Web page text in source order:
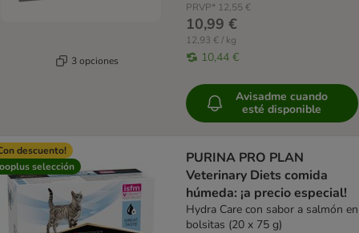
3 opciones
PRVP* 12,55 €
10,99 €
12,93 € / kg
10,44 €
Avisadme cuando
esté disponible
descuento!
selección
PURINA PRO PLAN
Veterinary Diets comida
húmeda: ¡a precio especial!
Hydra Care con sabor a salmón en
bolsitas (20 x 75 g)